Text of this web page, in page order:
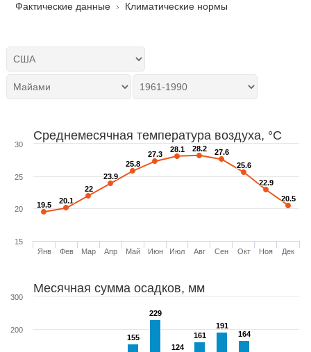
Фактические данные Климатические нормы
Среднемесячная температура воздуха, °C
19.5
19.5 20.1
20.1
22
22
23.9
23.9
25.8
25.8
27.3
27.3
28.1
28.1 28.2
28.2 27.6
27.6
25.6
25.6
22.9
22.9
20.5
20.5
Янв Фев Мар Апр Май Июн Июл Авг Сен Окт Ноя Дек
15
20
25
30
Месячная сумма осадков, мм
155
155
229
229
124
124
161
161
191
191
164
164
200
300